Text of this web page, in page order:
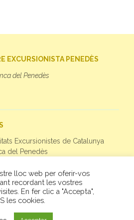
EXCURSIONISTA PENEDÈS
del Penedès
Excursionistes de Catalunya
del Penedès
lloc web per oferir-vos
recordant les vostres
En fer clic a "Accepta",
les cookies.